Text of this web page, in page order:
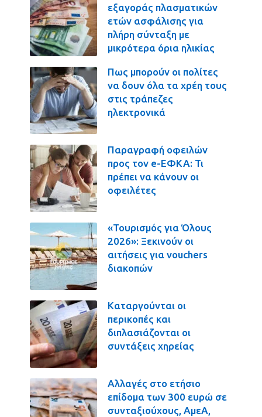
εξαγοράς πλασματικών
ετών ασφάλισης για
πλήρη σύνταξη με
μικρότερα όρια ηλικίας
Πως μπορούν οι πολίτες
να δουν όλα τα χρέη τους
στις τράπεζες
ηλεκτρονικά
Παραγραφή οφειλών
προς τον e-ΕΦΚΑ: Τι
πρέπει να κάνουν οι
οφειλέτες
«Τουρισμός για Όλους
2026»: Ξεκινούν οι
αιτήσεις για vouchers
διακοπών
Καταργούνται οι
περικοπές και
διπλασιάζονται οι
συντάξεις χηρείας
Αλλαγές στο ετήσιο
επίδομα των 300 ευρώ σε
συνταξιούχους, ΑμεΑ,